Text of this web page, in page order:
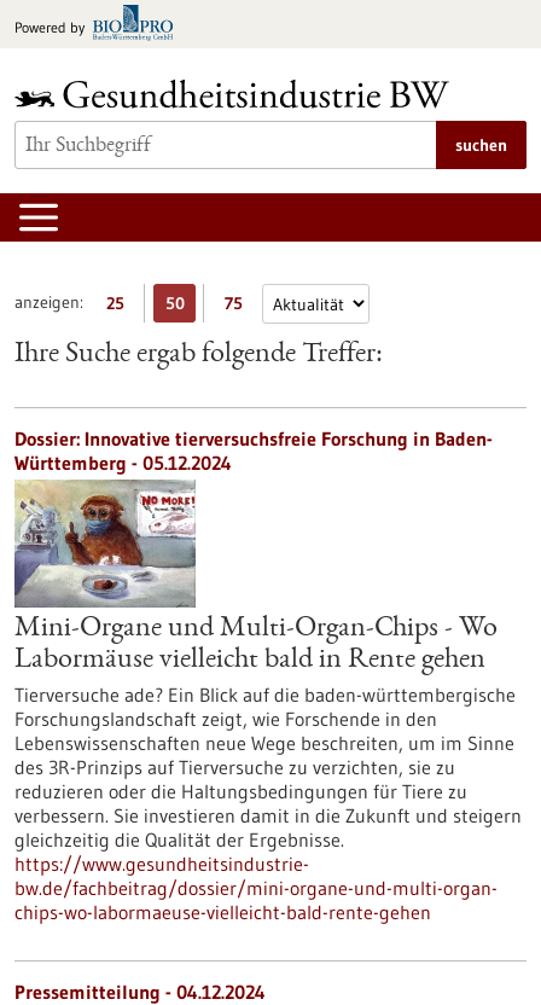
Inhalt
Powered by
suchen
anzeigen: 25 50 75
Ihre Suche ergab folgende Treffer:
Dossier: Innovative tierversuchsfreie Forschung in Baden-
Württemberg - 05.12.2024
Mini-Organe und Multi-Organ-Chips - Wo
Labormäuse vielleicht bald in Rente gehen
Tierversuche ade? Ein Blick auf die baden-württembergische
Forschungslandschaft zeigt, wie Forschende in den
Lebenswissenschaften neue Wege beschreiten, um im Sinne
des 3R-Prinzips auf Tierversuche zu verzichten, sie zu
reduzieren oder die Haltungsbedingungen für Tiere zu
verbessern. Sie investieren damit in die Zukunft und steigern
gleichzeitig die Qualität der Ergebnisse.
https://www.gesundheitsindustrie-
bw.de/fachbeitrag/dossier/mini-organe-und-multi-organ-
chips-wo-labormaeuse-vielleicht-bald-rente-gehen
Pressemitteilung - 04.12.2024